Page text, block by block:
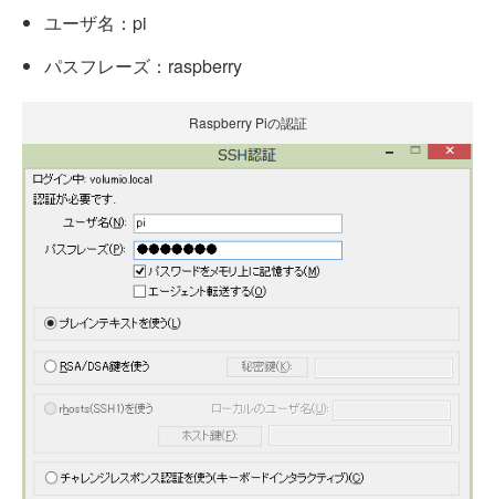
ユーザ名：pi
パスフレーズ：raspberry
Raspberry Piの認証